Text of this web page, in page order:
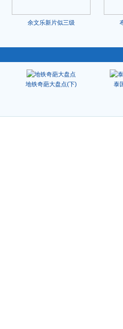
余文乐新片似三级
地铁奇葩大盘点(下)
泰